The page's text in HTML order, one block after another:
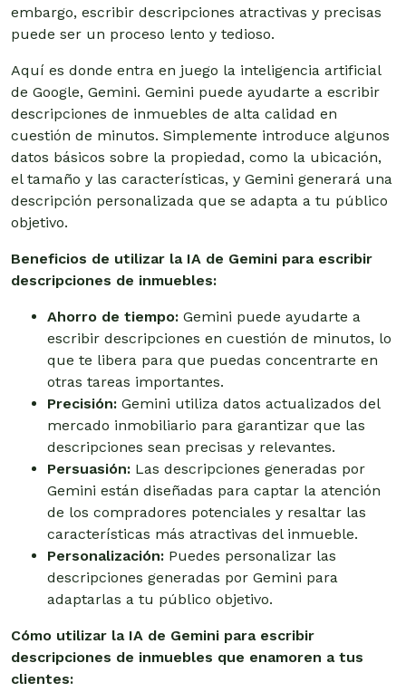
embargo, escribir descripciones atractivas y precisas
puede ser un proceso lento y tedioso.
Aquí es donde entra en juego la inteligencia artificial
de Google, Gemini. Gemini puede ayudarte a escribir
descripciones de inmuebles de alta calidad en
cuestión de minutos. Simplemente introduce algunos
datos básicos sobre la propiedad, como la ubicación,
el tamaño y las características, y Gemini generará una
descripción personalizada que se adapta a tu público
objetivo.
Beneficios de utilizar la IA de Gemini para escribir
descripciones de inmuebles:
Ahorro de tiempo: Gemini puede ayudarte a
escribir descripciones en cuestión de minutos, lo
que te libera para que puedas concentrarte en
otras tareas importantes.
Precisión: Gemini utiliza datos actualizados del
mercado inmobiliario para garantizar que las
descripciones sean precisas y relevantes.
Persuasión: Las descripciones generadas por
Gemini están diseñadas para captar la atención
de los compradores potenciales y resaltar las
características más atractivas del inmueble.
Personalización: Puedes personalizar las
descripciones generadas por Gemini para
adaptarlas a tu público objetivo.
Cómo utilizar la IA de Gemini para escribir
descripciones de inmuebles que enamoren a tus
clientes: